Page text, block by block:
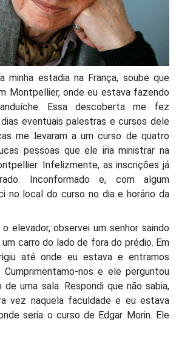
minha estadia na França, soube que
Montpellier, onde eu estava fazendo
Essa descoberta me fez
eventuais palestras e cursos dele
me levaram a um curso de quatro
pessoas que ele iria ministrar na
Infelizmente, as inscrições já
Inconformado e, com algum
no local do curso no dia e horário da
elevador, observei um senhor saindo
carro do lado de fora do prédio. Em
até onde eu estava e entramos
Cumprimentamo-nos e ele perguntou
uma sala. Respondi que não sabia,
vez naquela faculdade e eu estava
seria o curso de Edgar Morin. Ele